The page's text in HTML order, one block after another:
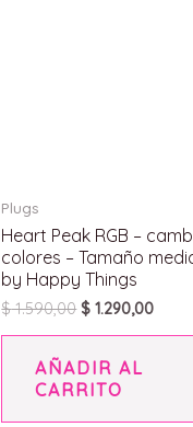
Plugs
Heart Peak RGB –
colores – Tamaño
by Happy Things
$1.590,00 $ 1.290,00
AÑADIR AL
CARRITO